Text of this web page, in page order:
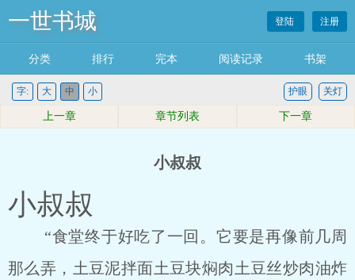
一世书城 登陆 注册
分类 排行 完本 阅读记录 书架
字: 大 中 小 关灯
护眼
上一章 章节列表 下一章
小叔叔
小叔叔
“食堂终于好吃了一回。它要是再像前几周
那么弄，土豆泥拌面土豆块焖肉土豆丝炒肉油炸